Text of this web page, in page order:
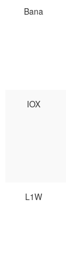
Bana
IOX
L1W